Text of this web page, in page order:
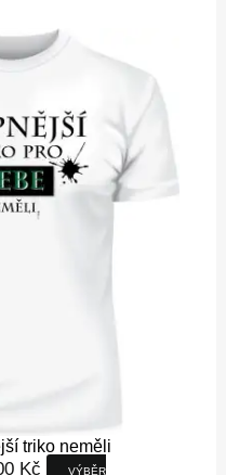
triko neměli
Kč
VÝBĚR